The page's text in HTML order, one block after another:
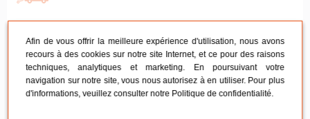
SAV sous 24h
Paiement 100% sécurisé
Afin de vous offrir la meilleure expérience d'utilisation, nous avons
recours à des cookies sur notre site Internet, et ce pour des raisons
techniques, analytiques et marketing. En poursuivant votre
navigation sur notre site, vous nous autorisez à en utiliser. Pour plus
d'informations, veuillez consulter notre Politique de confidentialité.